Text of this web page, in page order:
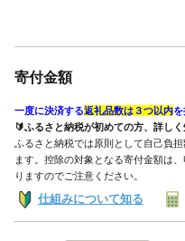
寄付金額
一度に決済する返礼品数は３つ以内を
🔰ふるさと納税が初めての方、詳し
ふるさと納税では原則として自己負
ます。控除の対象となる寄付金額は
りますのでご注意ください。
仕組みについて知る